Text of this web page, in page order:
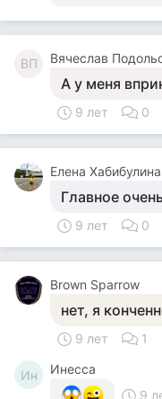
ВП Вячеслав
А у меня
9 лет 0
Елена Хабибулина
Главное
9 лет 0
Brown Sparrow
нет, я
9 лет 1
Ин
Инесса
9